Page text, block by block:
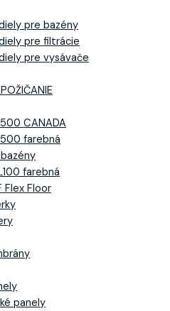
pre bazény
pre filtrácie
pre vysávače
CANADA
farebná
farebná
Flex Floor
panely